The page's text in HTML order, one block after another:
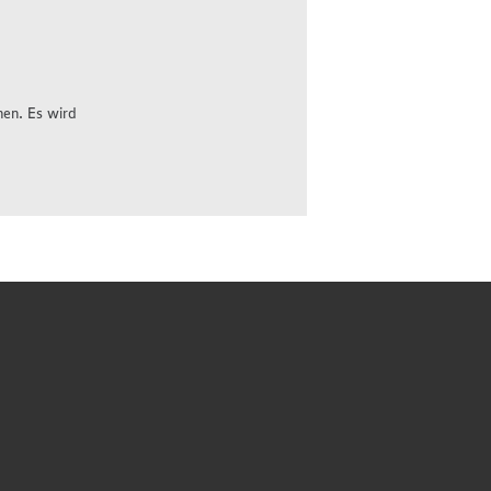
Es wird